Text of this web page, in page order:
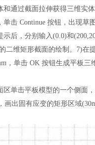
和通过截面拉伸获得三维实
单击 Continue 按钮，出现
后，分别输入(0.0)和
二维矩形截面的绘制。7)
，单击 OK 按钮生成平板三
单击平板模型的一个侧面
出固有应变的矩形区域